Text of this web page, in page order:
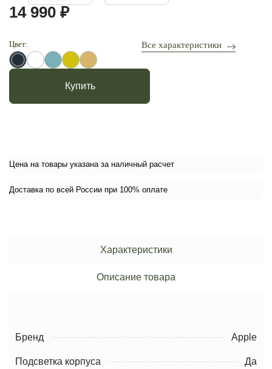
14 990 ₽
Цвет: Все характеристики
Купить
Цена на товары указана за наличный расчет
Доставка по всей России при 100% оплате
Характеристики
Описание товара
Бренд Apple
Подсветка корпуса Да